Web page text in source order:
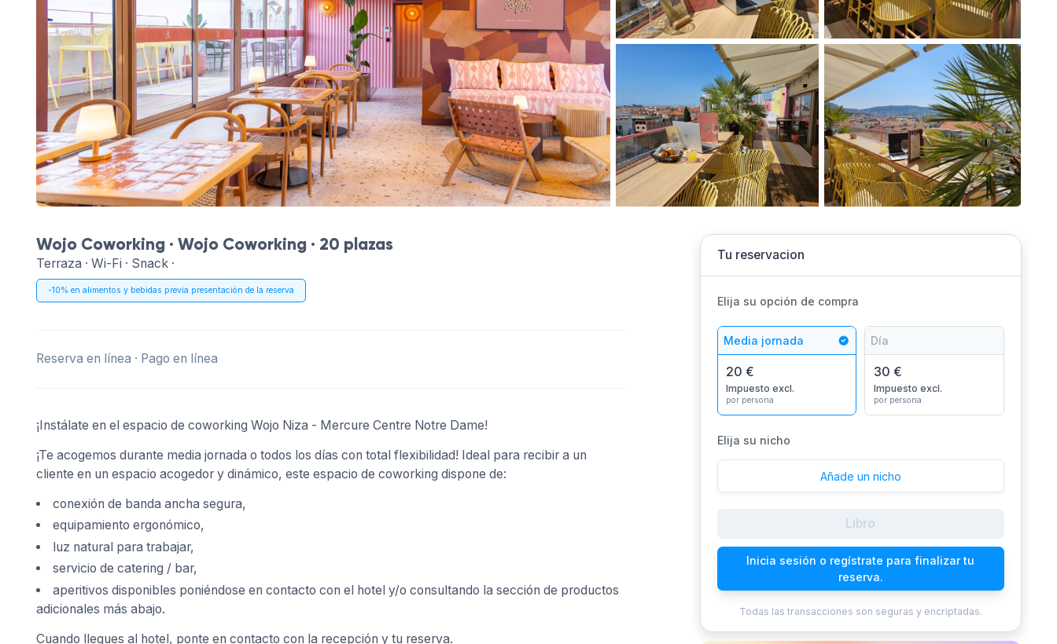
Wojo Coworking · Wojo Coworking· 20 plazas
Terraza · Wi-Fi · Snack ·
-10% en alimentos y bebidas previa presentación de la reserva
Reserva en línea · Pago en línea
¡Instálate en el espacio de coworking Wojo Niza - Mercure Centre Notre Dame!
¡Te acogemos durante media jornada o todos los días con total flexibilidad! Ideal para recibir a un
cliente en un espacio acogedor y dinámico, este espacio de coworking dispone de:
conexión de banda ancha segura,
equipamiento ergonómico,
luz natural para trabajar,
servicio de catering / bar,
aperitivos disponibles poniéndose en contacto con el hotel y/o consultando la sección de productos
adicionales más abajo.
Cuando llegues al hotel, ponte en contacto con la recepción y tu reserva.
Tu reservacion
Elija su opción de compra
Media jornada
20 €
Impuesto excl.
por persona
Día
30 €
Impuesto excl.
por persona
Elija su nicho
Añade un nicho
Libro
Inicia sesión o regístrate para finalizar tu
reserva.
Todas las transacciones son seguras y encriptadas.